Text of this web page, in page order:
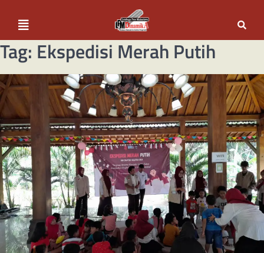
Tag: Ekspedisi Merah Putih